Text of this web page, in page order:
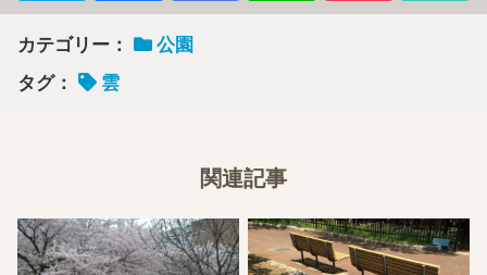
カテゴリー：
公園
タグ：
雲
関連記事